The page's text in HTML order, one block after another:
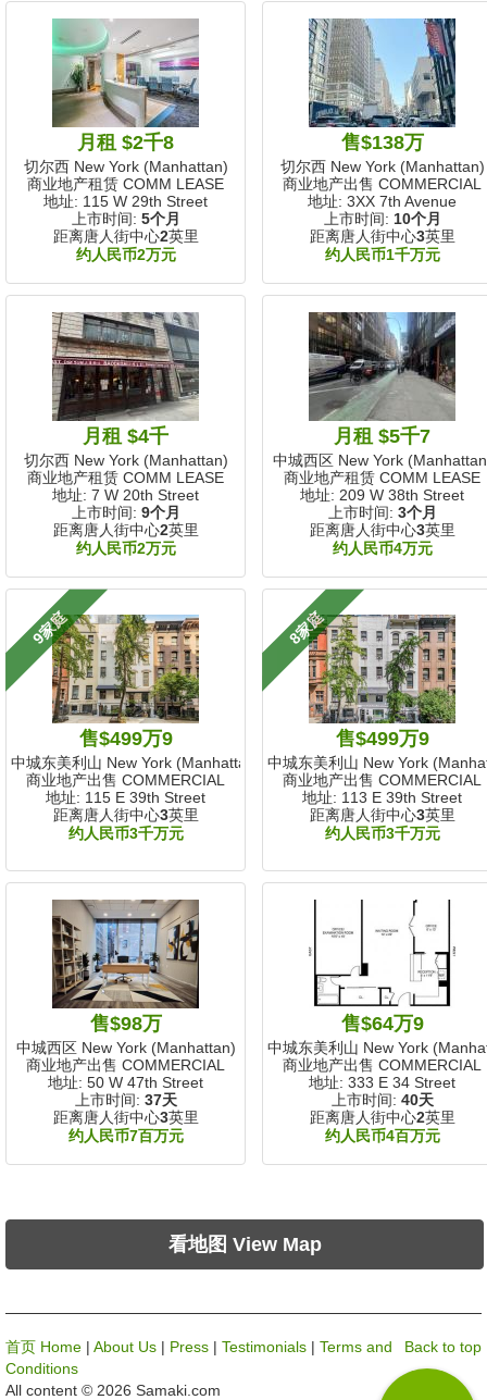
月租 $2千8
切尔西 New York (Manhattan)
商业地产租赁 COMM LEASE
地址: 115 W 29th Street
上市时间: 5个月
距离唐人街中心2英里
约人民币2万元
售$138万
切尔西 New York (Manhattan)
商业地产出售 COMMERCIAL
地址: 3XX 7th Avenue
上市时间: 10个月
距离唐人街中心3英里
约人民币1千万元
月租 $4千
切尔西 New York (Manhattan)
商业地产租赁 COMM LEASE
地址: 7 W 20th Street
上市时间: 9个月
距离唐人街中心2英里
约人民币2万元
月租 $5千7
中城西区 New York
商业地产租赁 COMM LEASE
地址: 209 W 38th Street
上市时间: 3个月
距离唐人街中心3英里
约人民币4万元
9家庭
售$499万9
中城东美利山 New York (Manhattan)
商业地产出售 COMMERCIAL
地址: 115 E 39th Street
距离唐人街中心3英里
约人民币3千万元
8家庭
售$499万9
中城东美利山 New York
商业地产出售 COMMERCIAL
地址: 113 E 39th Street
距离唐人街中心3英里
约人民币3千万元
售$98万
中城西区 New York (Manhattan)
商业地产出售 COMMERCIAL
地址: 50 W 47th Street
上市时间: 37天
距离唐人街中心3英里
约人民币7百万元
售$64万9
中城东美利山 New York
商业地产出售 COMMERCIAL
地址: 333 E 34 Street
上市时间: 40天
距离唐人街中心2英里
约人民币4百万元
看地图 View Map
Back to top
首页 Home | About Us | Press | Testimonials | Terms and
Conditions
All content © 2026 Samaki.com